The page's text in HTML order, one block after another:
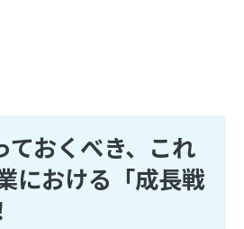
ておくべき、これ
における「成長戦